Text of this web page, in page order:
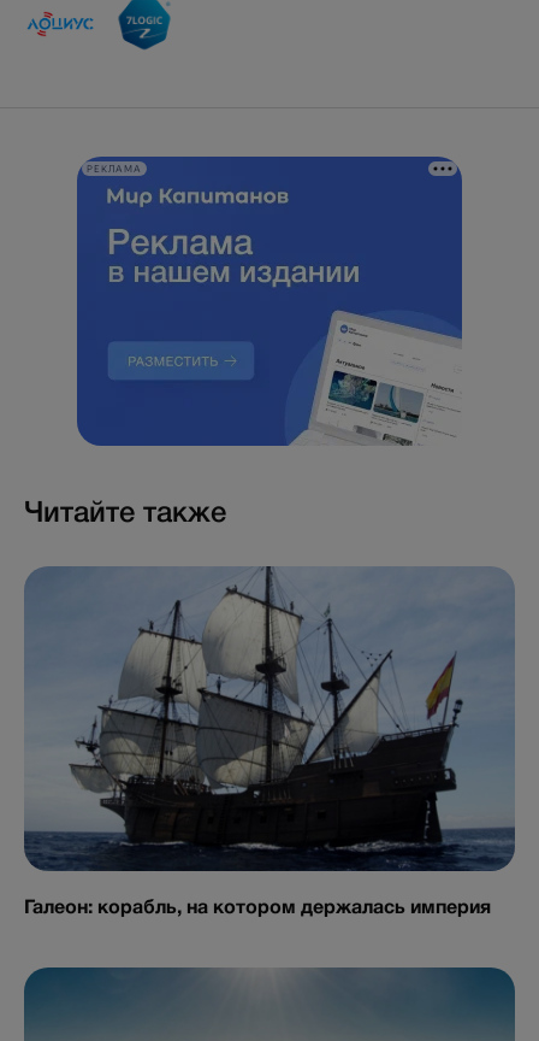
РЕКЛАМА
Читайте также
Галеон: корабль, на котором держалась империя